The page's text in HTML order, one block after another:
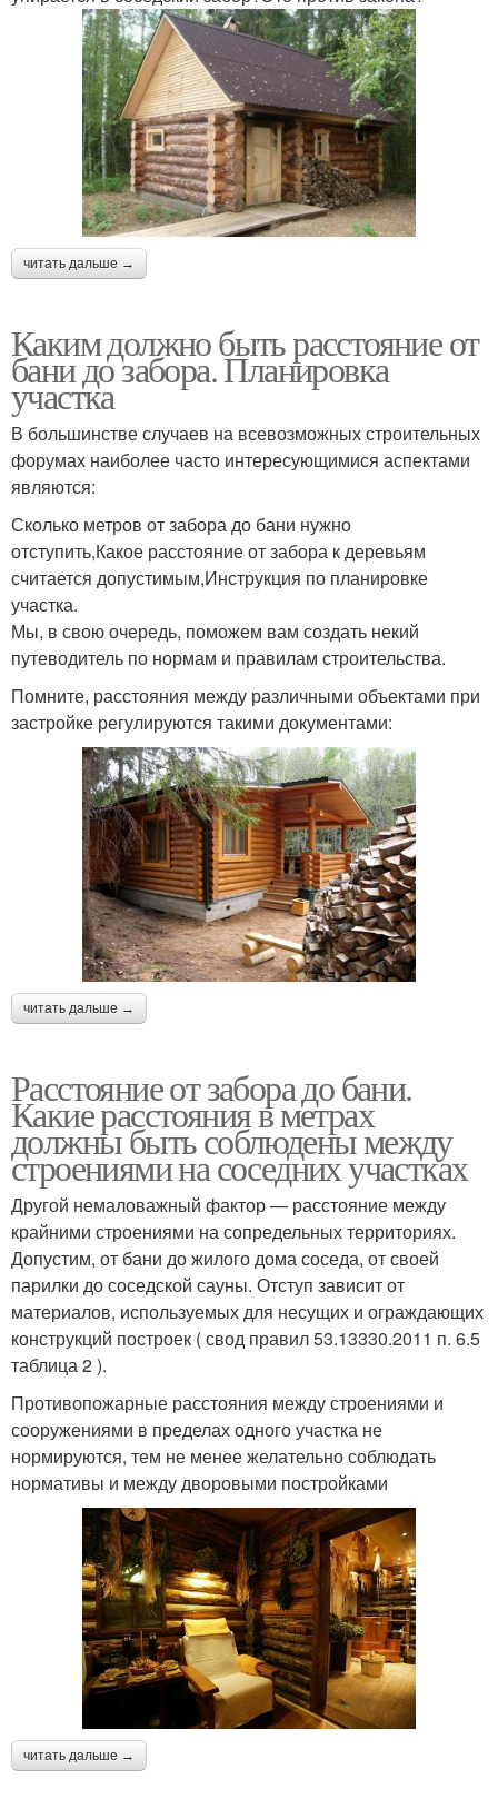
читать дальше →
Каким должно быть расстояние от
бани до забора. Планировка
участка
В большинстве случаев на всевозможных строительных
форумах наиболее часто интересующимися аспектами
являются:
Сколько метров от забора до бани нужно
отступить,Какое расстояние от забора к деревьям
считается допустимым,Инструкция по планировке
участка.
Мы, в свою очередь, поможем вам создать некий
путеводитель по нормам и правилам строительства.
Помните, расстояния между различными объектами при
застройке регулируются такими документами:
читать дальше →
Расстояние от забора до бани.
Какие расстояния в метрах
должны быть соблюдены между
строениями на соседних участках
Другой немаловажный фактор — расстояние между
крайними строениями на сопредельных территориях.
Допустим, от бани до жилого дома соседа, от своей
парилки до соседской сауны. Отступ зависит от
материалов, используемых для несущих и ограждающих
конструкций построек ( свод правил 53.13330.2011 п. 6.5
таблица 2 ).
Противопожарные расстояния между строениями и
сооружениями в пределах одного участка не
нормируются, тем не менее желательно соблюдать
нормативы и между дворовыми постройками
читать дальше →